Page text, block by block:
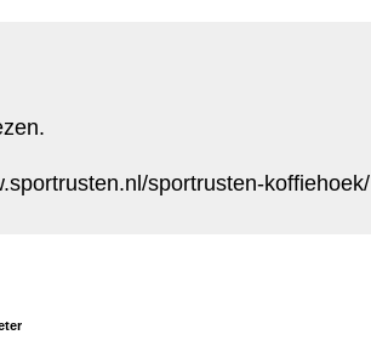
sportrusten-koffiehoek/